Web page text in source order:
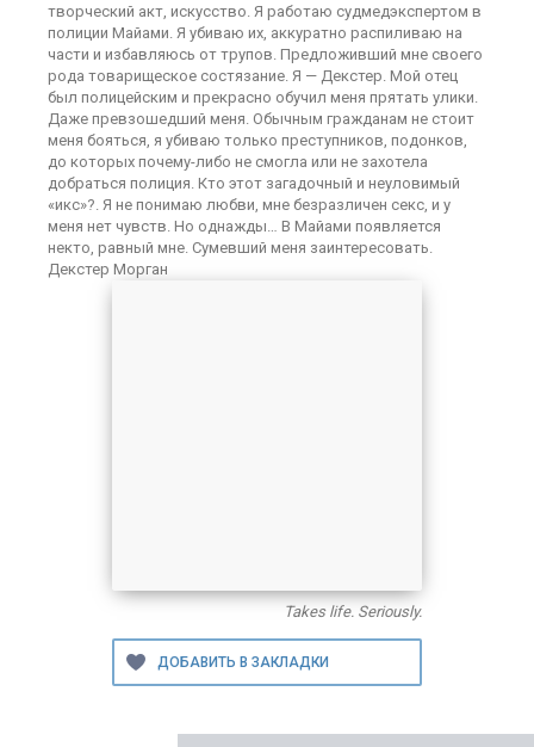
творческий акт, искусство. Я работаю судмедэкспертом в
полиции Майами. Я убиваю их, аккуратно распиливаю на
части и избавляюсь от трупов. Предложивший мне своего
рода товарищеское состязание. Я — Декстер. Мой отец
был полицейским и прекрасно обучил меня прятать улики.
Даже превзошедший меня. Обычным гражданам не стоит
меня бояться, я убиваю только преступников, подонков,
до которых почему-либо не смогла или не захотела
добраться полиция. Кто этот загадочный и неуловимый
«икс»?. Я не понимаю любви, мне безразличен секс, и у
меня нет чувств. Но однажды… В Майами появляется
некто, равный мне. Сумевший меня заинтересовать.
Декстер Морган
Takes life. Seriously.